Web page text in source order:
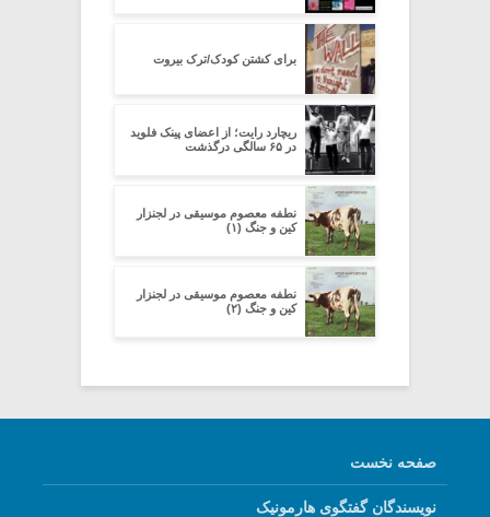
برای کشتن کودک/ترک بیروت
ریچارد رایت؛ از اعضای پینک فلوید
در ۶۵ سالگی درگذشت
نطفه معصوم موسیقی در لجنزار
کین و جنگ (۱)
نطفه معصوم موسیقی در لجنزار
کین و جنگ (۲)
صفحه نخست
نویسندگان گفتگوی هارمونیک